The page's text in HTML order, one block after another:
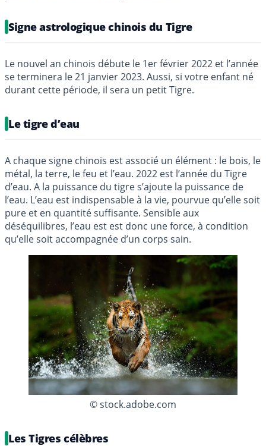
Signe astrologique chinois du Tigre
Le nouvel an chinois débute le 1er février 2022 et l’année
se terminera le 21 janvier 2023. Aussi, si votre enfant né
durant cette période, il sera un petit Tigre.
Le tigre d’eau
A chaque signe chinois est associé un élément : le bois, le
métal, la terre, le feu et l’eau. 2022 est l’année du Tigre
d’eau. A la puissance du tigre s’ajoute la puissance de
l’eau. L’eau est indispensable à la vie, pourvue qu’elle soit
pure et en quantité suffisante. Sensible aux
déséquilibres, l’eau est est donc une force, à condition
qu’elle soit accompagnée d’un corps sain.
© stock.adobe.com
Les Tigres célèbres